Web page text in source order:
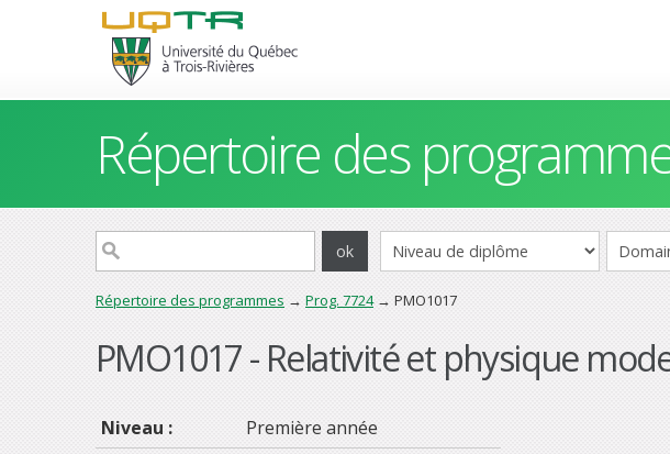
Répertoire des
Répertoire des programmes → Prog. 7724→ PMO1017
PMO1017 - Relativité et physique
Niveau :
Première année